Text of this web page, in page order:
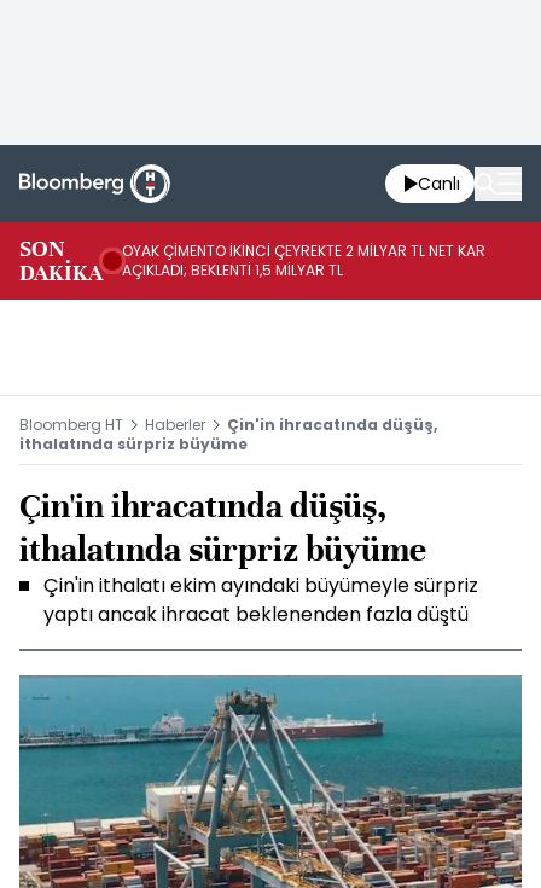
Canlı
SON
DAKİKA
OYAK ÇİMENTO İKİNCİ ÇEYREKTE 2 MİLYAR TL NET KAR
AÇIKLADI; BEKLENTİ 1,5 MİLYAR TL
Bloomberg HT Haberler
Çin'in ihracatında düşüş,
ithalatında sürpriz büyüme
Çin'in ihracatında düşüş,
ithalatında sürpriz büyüme
Çin'in ithalatı ekim ayındaki büyümeyle sürpriz
yaptı ancak ihracat beklenenden fazla düştü